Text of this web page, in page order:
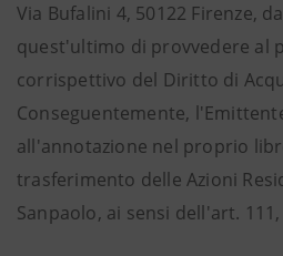
Via Bufalini 4, 50122 Firenze,
quest'ultimo di provvedere al
corrispettivo del Diritto di
Conseguentemente,
all'annotazione nel proprio
trasferimento delle Azioni
Sanpaolo, ai sensi dell'art.